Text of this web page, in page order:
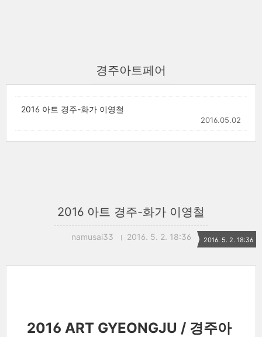
경주아트페어
2016 아트 경주-화가 이영철
2016.05.02
2016 아트 경주-화가 이영철
namusai33 2016. 5. 2. 18:36 2016. 5. 2. 18:36
2016 ART GYEONGJU / 경주아